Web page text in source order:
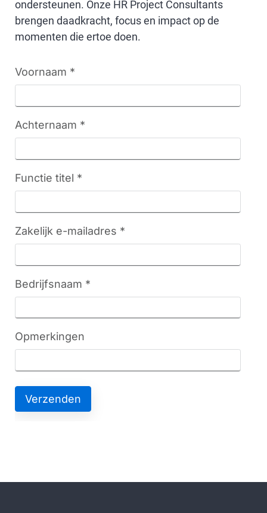
ondersteunen. Onze HR Project Consultants
brengen daadkracht, focus en impact op de
momenten die ertoe doen.